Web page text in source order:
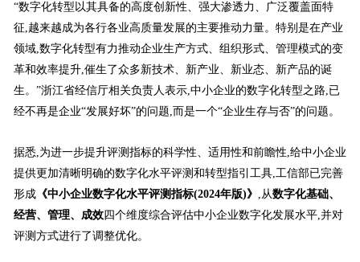
“数字化转型以其具备的高度创新性、强大渗透力、广泛覆盖面特
征,越来越成为各行各业高质量发展的主要推动力量。特别是在产业
领域,数字化转型有力推动企业生产方式、组织形式、管理模式的变
革和效率提升,催生了众多新技术、新产业、新业态、新产品的诞
生。”浙江省经信厅相关负责人表示,中小企业的数字化转型之路,已
经不再是企业“发展好坏”的问题,而是一个“企业生存与否”的问题。
据悉,为进一步提升评测指标的科学性、适用性和前瞻性,给中小企业
提供更加清晰明确的数字化水平评测和转型指引工具,工信部已完善
形成《中小企业数字化水平评测指标(2024年版)》 ,从数字化基础、
经营、管理、成效四个维度综合评估中小企业数字化发展水平,并对
评测方式进行了调整优化。